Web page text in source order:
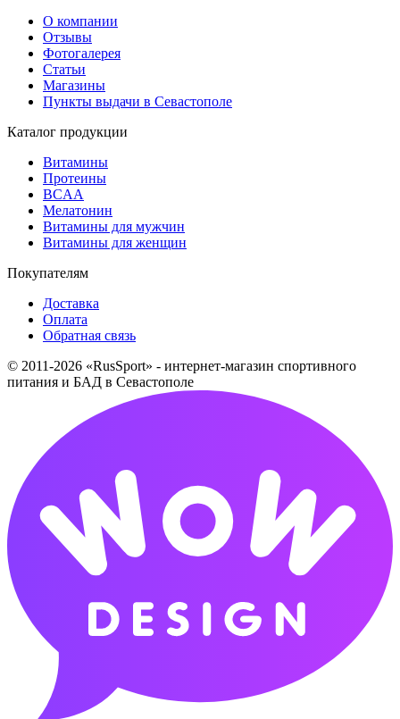
О компании
Отзывы
Фотогалерея
Статьи
Магазины
Пункты выдачи в Севастополе
Каталог продукции
Витамины
Протеины
BCAA
Мелатонин
Витамины для мужчин
Витамины для женщин
Покупателям
Доставка
Оплата
Обратная связь
© 2011-2026 «RusSport» - интернет-магазин спортивного
питания и БАД в Севастополе